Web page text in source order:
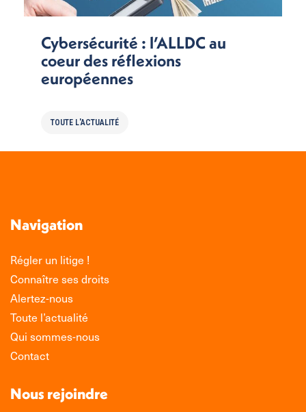
Cybersécurité : l’ALLDC au
coeur des réflexions
européennes
TOUTE L'ACTUALITÉ
Navigation
Régler un litige !
Connaître ses droits
Alertez-nous
Toute l’actualité
Qui sommes-nous
Contact
Nous rejoindre